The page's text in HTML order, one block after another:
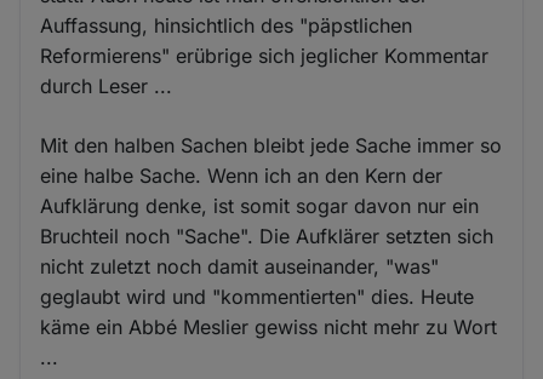
Auffassung, hinsichtlich des "päpstlichen
Reformierens" erübrige sich jeglicher Kommentar
durch Leser ...
Mit den halben Sachen bleibt jede Sache immer so
eine halbe Sache. Wenn ich an den Kern der
Aufklärung denke, ist somit sogar davon nur ein
Bruchteil noch "Sache". Die Aufklärer setzten sich
nicht zuletzt noch damit auseinander, "was"
geglaubt wird und "kommentierten" dies. Heute
käme ein Abbé Meslier gewiss nicht mehr zu Wort
...